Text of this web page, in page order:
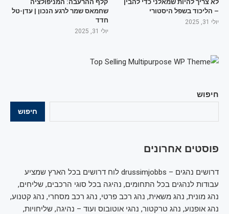
חיפוש
חיפוש
פוסטים אחרונים
דרושים נהגים – drussimjobbs לוח דרושים בכל הארץ שמציע
עבודות לנהגים בכל התחומים, נהיגה בכל סוגי הרכבים, שליחים,
נהג מונית, נהג משאית, נהג רכב פרטי, נהג רכב מסחרי, נהג קטנוע,
נהג אופנוע, נהג טרקטור, נהגי אוטובוס ועוד – נהיגה, שליחויות,
לא צריך להיות שמאלני כדי להבין
– הליכוד בשפל היסטורי
יולי 31, 2025
קלף ההרעבה: המניפולציה
שחמאס שמר לרגע הנכון | עדן-טל
חדד
יולי 31, 2025